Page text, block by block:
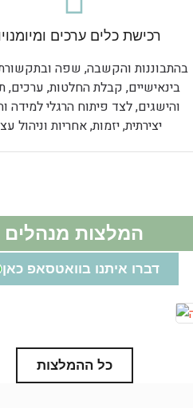
רכישת כלים ערכים
בהתבוננות והקשבה, שפה
בינאישיים, קבלת החלטות, ערכים,
והישגים, לצד פיתוח הרגלי למידה
יצירתית, יזמות, אחריות וניהול
המלצות מנהלים
דברו איתנו בוואטסאפ כאן
כל ההמלצות